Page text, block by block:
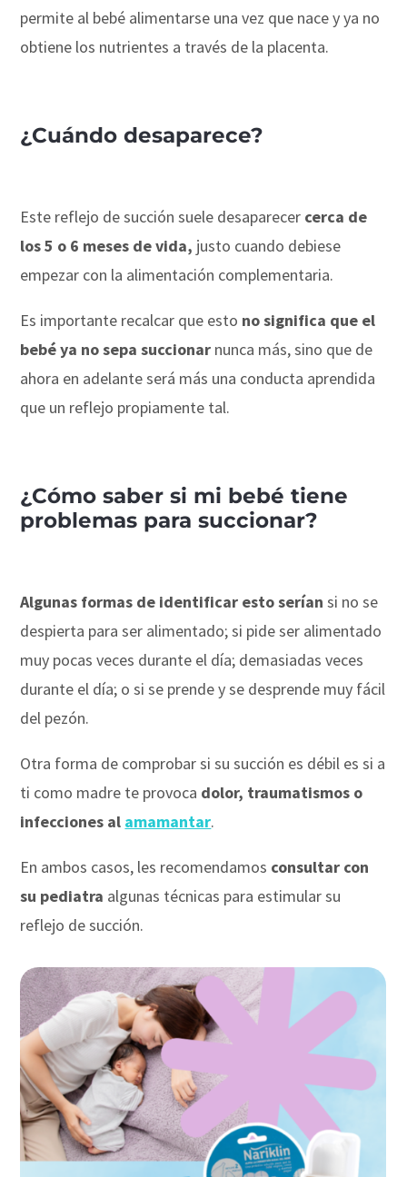
permite al bebé alimentarse una vez que nace y ya no
obtiene los nutrientes a través de la placenta.
¿Cuándo desaparece?
Este reflejo de succión suele desaparecer cerca de
los 5 o 6 meses de vida, justo cuando debiese
empezar con la alimentación complementaria.
Es importante recalcar que esto no significa que el
bebé ya no sepa succionar nunca más, sino que de
ahora en adelante será más una conducta aprendida
que un reflejo propiamente tal.
¿Cómo saber si mi bebé tiene
problemas para succionar?
Algunas formas de identificar esto serían si no se
despierta para ser alimentado; si pide ser alimentado
muy pocas veces durante el día; demasiadas veces
durante el día; o si se prende y se desprende muy fácil
del pezón.
Otra forma de comprobar si su succión es débil es si a
ti como madre te provoca dolor, traumatismos o
infecciones al amamantar.
En ambos casos, les recomendamos consultar con
su pediatra algunas técnicas para estimular su
reflejo de succión.